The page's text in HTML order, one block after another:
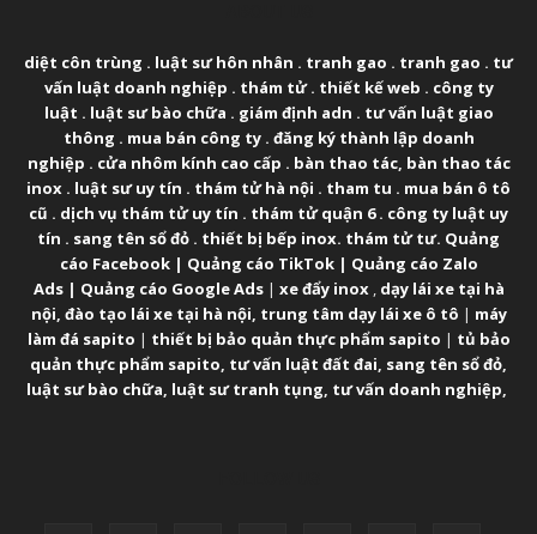
diệt côn trùng . luật sư hôn nhân . tranh gao . tranh gao . tư
vấn luật doanh nghiệp . thám tử. thiết kế web . công ty
luật . luật sư bào chữa . giám định adn . tư vấn luật giao
thông . mua bán công ty. đăng ký thành lập doanh
nghiệp . cửa nhôm kính cao cấp . bàn thao tác, bàn thao tác
inox . luật sư uy tín . thám tử hà nội . tham tu . mua bán ô tô
cũ . dịch vụ thám tử uy tín . thám tử quận 6. công ty luật uy
tín . sang tên sổ đỏ . thiết bị bếp inox. thám tử tư. Quảng
cáo Facebook| Quảng cáo TikTok| Quảng cáo Zalo
Ads| Quảng cáo Google Ads| xe đẩy inox, dạy lái xe tại hà
nội, đào tạo lái xe tại hà nội, trung tâm dạy lái xe ô tô | máy
làm đá sapito | thiết bị bảo quản thực phẩm sapito | tủ bảo
quản thực phẩm sapito, tư vấn luật đất đai, sang tên sổ đỏ,
luật sư bào chữa, luật sư tranh tụng, tư vấn doanh nghiệp,